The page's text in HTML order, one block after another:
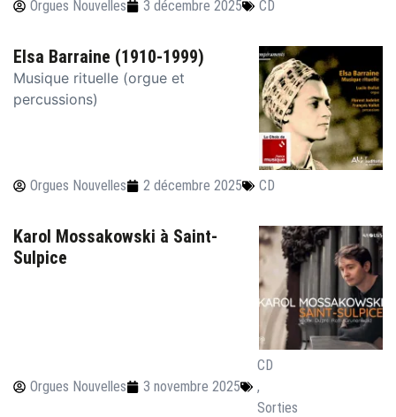
Orgues Nouvelles 3 décembre 2025 CD
Elsa Barraine (1910-1999)
Musique rituelle (orgue et
percussions)
Orgues Nouvelles 2 décembre 2025 CD
Karol Mossakowski à Saint-
Sulpice
Orgues Nouvelles 3 novembre 2025
CD
,
Sorties